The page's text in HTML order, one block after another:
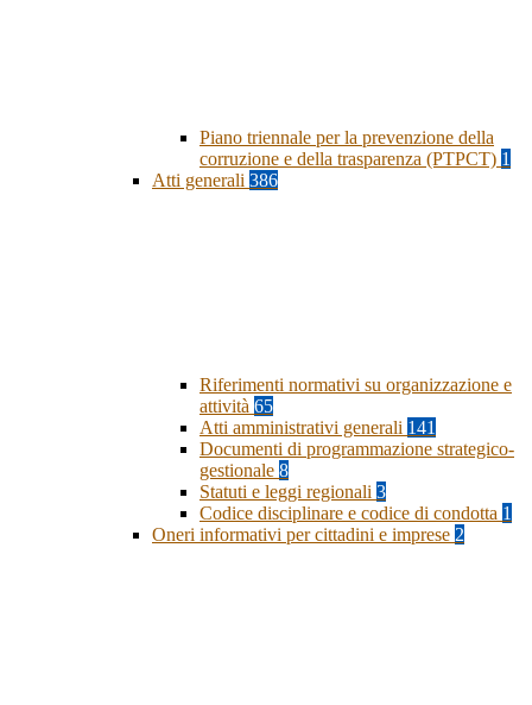
Piano triennale per la prevenzione della
corruzione e della trasparenza (PTPCT) 1
Atti generali 386
Riferimenti normativi su organizzazione e
attività 65
Atti amministrativi generali 141
Documenti di programmazione strategico-
gestionale 8
Statuti e leggi regionali 3
Codice disciplinare e codice di condotta 1
Oneri informativi per cittadini e imprese 2